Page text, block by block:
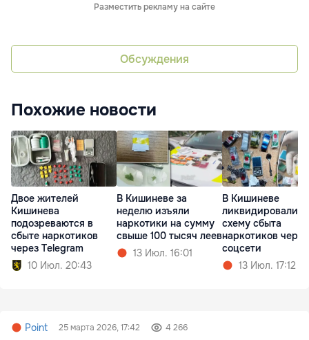
Разместить рекламу на сайте
Обсуждения
Похожие новости
Двое жителей
Кишинева
подозреваются в
сбыте наркотиков
через Telegram
10 Июл. 20:43
В Кишиневе за
неделю изъяли
наркотики на сумму
свыше 100 тысяч леев
13 Июл. 16:01
В Кишиневе
ликвидировали
схему сбыта
наркотиков через
соцсети
13 Июл. 17:12
Point 25 марта 2026, 17:42 4 266